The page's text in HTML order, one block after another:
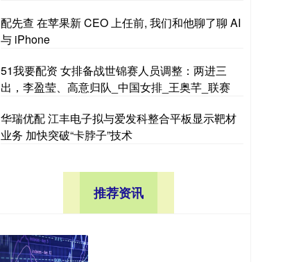
配先查 在苹果新 CEO 上任前, 我们和他聊了聊 AI
与 iPhone
51我要配资 女排备战世锦赛人员调整：两进三
出，李盈莹、高意归队_中国女排_王奥芊_联赛
华瑞优配 江丰电子拟与爱发科整合平板显示靶材
业务 加快突破“卡脖子”技术
推荐资讯